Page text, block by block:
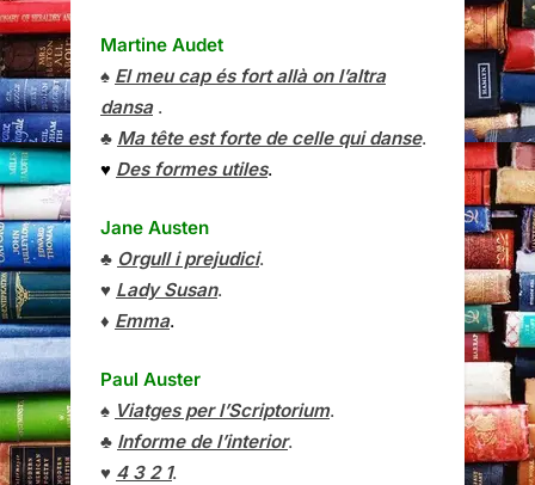
Martine Audet
♠ El meu cap és fort allà on l’altra
dansa.
♣ Ma tête est forte de celle qui danse.
♥ Des formes utiles.
Jane Austen
♣ Orgull i prejudici.
♥ Lady Susan.
♦ Emma.
Paul Auster
♠ Viatges per l’Scriptorium.
♣ Informe de l’interior.
♥ 4 3 2 1.